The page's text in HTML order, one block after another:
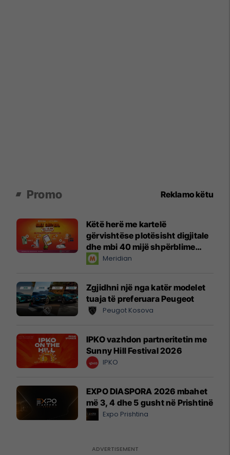
Promo Reklamo këtu
Këtë herë me kartelë
gërvishtëse plotësisht digjitale
dhe mbi 40 mijë shpërblime
instant!Meridian
Zgjidhni një nga katër modelet
tuaja të preferuara Peugeot
Peugot Kosova
IPKO vazhdon partneritetin me
Sunny Hill Festival 2026
IPKO
EXPO DIASPORA 2026 mbahet
më 3, 4 dhe 5 gusht në Prishtinë
Expo Prishtina